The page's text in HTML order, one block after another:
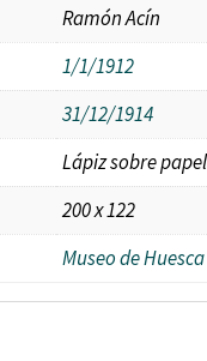
Ramón Acín
1/1/1912
31/12/1914
Lápiz sobre papel
200 x 122
Museo de Huesca